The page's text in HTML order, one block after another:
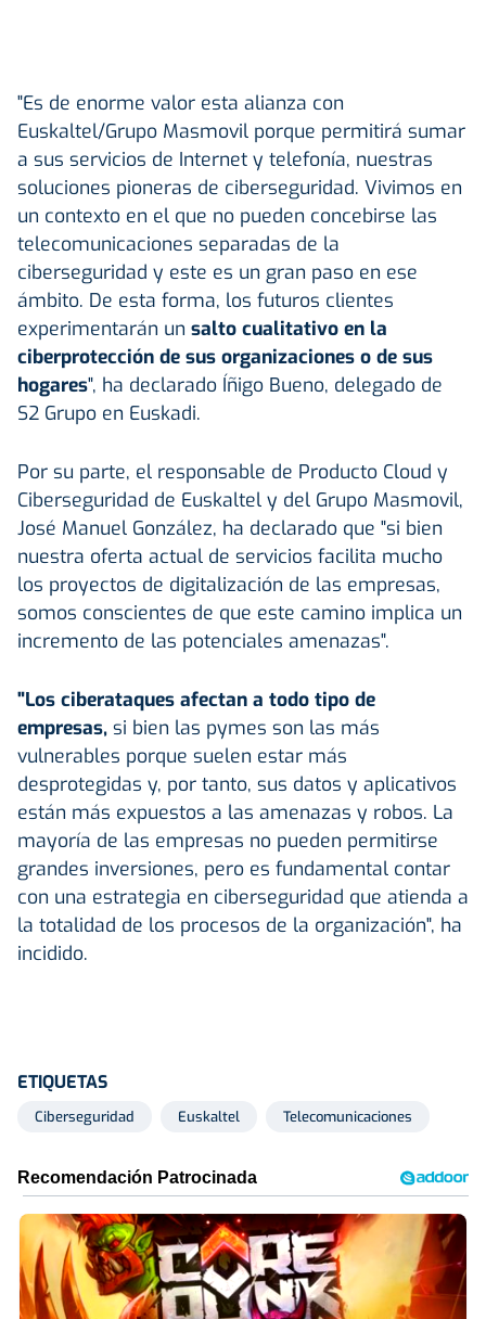
"Es de enorme valor esta alianza con
Euskaltel/Grupo Masmovil porque permitirá sumar
a sus servicios de Internet y telefonía, nuestras
soluciones pioneras de ciberseguridad. Vivimos en
un contexto en el que no pueden concebirse las
telecomunicaciones separadas de la
ciberseguridad y este es un gran paso en ese
ámbito. De esta forma, los futuros clientes
experimentarán un salto cualitativo en la
ciberprotección de sus organizaciones o de sus
hogares", ha declarado Íñigo Bueno, delegado de
S2 Grupo en Euskadi.
Por su parte, el responsable de Producto Cloud y
Ciberseguridad de Euskaltel y del Grupo Masmovil,
José Manuel González, ha declarado que "si bien
nuestra oferta actual de servicios facilita mucho
los proyectos de digitalización de las empresas,
somos conscientes de que este camino implica un
incremento de las potenciales amenazas".
"Los ciberataques afectan a todo tipo de
empresas, si bien las pymes son las más
vulnerables porque suelen estar más
desprotegidas y, por tanto, sus datos y aplicativos
están más expuestos a las amenazas y robos. La
mayoría de las empresas no pueden permitirse
grandes inversiones, pero es fundamental contar
con una estrategia en ciberseguridad que atienda a
la totalidad de los procesos de la organización", ha
incidido.
ETIQUETAS
Ciberseguridad Euskaltel Telecomunicaciones